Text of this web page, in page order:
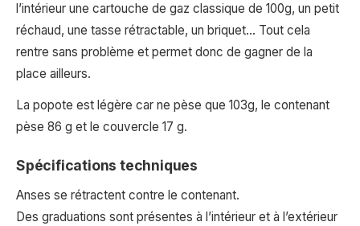
l’intérieur une cartouche de gaz classique de 100g, un petit
réchaud, une tasse rétractable, un briquet… Tout cela
rentre sans problème et permet donc de gagner de la
place ailleurs.
La popote est légère car ne pèse que 103g, le contenant
pèse 86 g et le couvercle 17 g.
Spécifications techniques
Anses se rétractent contre le contenant.
Des graduations sont présentes à l’intérieur et à l’extérieur